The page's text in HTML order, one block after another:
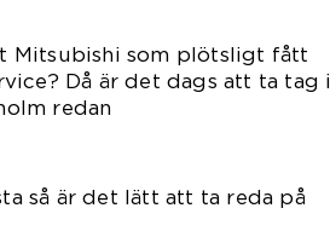
Mitsubishi som plötsligt fått
Då är det dags att ta tag i
redan
så är det lätt att ta reda på